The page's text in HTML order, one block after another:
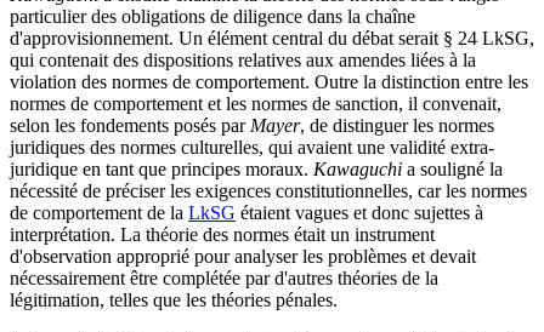
particulier des obligations de diligence dans la chaîne
d'approvisionnement. Un élément central du débat serait § 24 LkSG,
qui contenait des dispositions relatives aux amendes liées à la
violation des normes de comportement. Outre la distinction entre les
normes de comportement et les normes de sanction, il convenait,
selon les fondements posés par Mayer, de distinguer les normes
juridiques des normes culturelles, qui avaient une validité extra-
juridique en tant que principes moraux. Kawaguchi a souligné la
nécessité de préciser les exigences constitutionnelles, car les normes
de comportement de la LkSG étaient vagues et donc sujettes à
interprétation. La théorie des normes était un instrument
d'observation approprié pour analyser les problèmes et devait
nécessairement être complétée par d'autres théories de la
légitimation, telles que les théories pénales.